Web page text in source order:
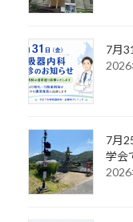
7月
7月
学会